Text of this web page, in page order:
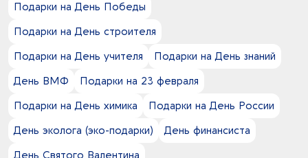
серый - синий 0
серый -
синий - 10
фиолетовый -
футер трехнитка 2
хлопок 1
хлопок 92% 2
хлопок 100% 18
эластан 8% 2
Подарки на День Победы
Подарки на День строителя
Подарки на День учителя
Подарки на День знаний
День ВМФ
Подарки на 23 февраля
Подарки на День химика
Подарки на День России
День эколога (эко-подарки)
День финансиста
День Святого Валентина